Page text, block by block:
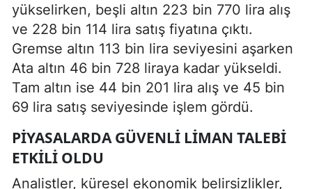
yükselirken, beşli altın 223 bin 770 lira alış
ve 228 bin 114 lira satış fiyatına çıktı.
Gremse altın 113 bin lira seviyesini aşarken
Ata altın 46 bin 728 liraya kadar yükseldi.
Tam altın ise 44 bin 201 lira alış ve 45 bin
69 lira satış seviyesinde işlem gördü.
PIYASALARDA GÜVENLI LIMAN TALEBI
ETKILI OLDU
Analistler, küresel ekonomik belirsizlikler,